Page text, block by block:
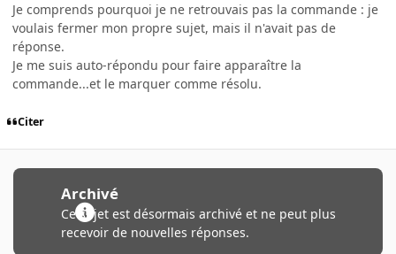
Je comprends pourquoi je ne retrouvais pas la commande : je
voulais fermer mon propre sujet, mais il n'avait pas de
réponse.
Je me suis auto-répondu pour faire apparaître la
commande...et le marquer comme résolu.
Citer
Archivé
Ce sujet est désormais archivé et ne peut plus
recevoir de nouvelles réponses.